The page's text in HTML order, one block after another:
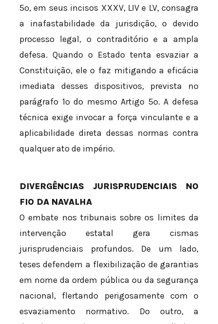
5º, em seus incisos XXXV, LIV e LV, consagra
a inafastabilidade da jurisdição, o devido
processo legal, o contraditório e a ampla
defesa. Quando o Estado tenta esvaziar a
Constituição, ele o faz mitigando a eficácia
imediata desses dispositivos, prevista no
parágrafo 1º do mesmo Artigo 5º. A defesa
técnica exige invocar a força vinculante e a
aplicabilidade direta dessas normas contra
qualquer ato de império.
DIVERGÊNCIAS JURISPRUDENCIAIS NO
FIO DA NAVALHA
O embate nos tribunais sobre os limites da
intervenção estatal gera cismas
jurisprudenciais profundos. De um lado,
teses defendem a flexibilização de garantias
em nome da ordem pública ou da segurança
nacional, flertando perigosamente com o
esvaziamento normativo. Do outro, a